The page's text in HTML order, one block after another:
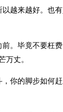
来越好。也有
毕竟不要枉费
万丈。
的脚步如何赶